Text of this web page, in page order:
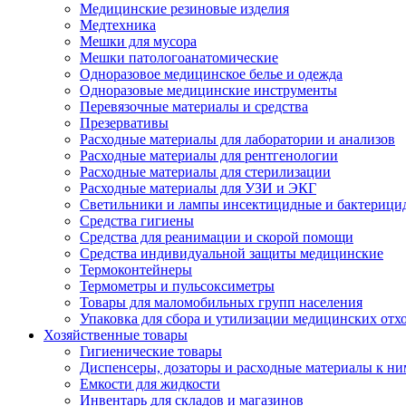
Медицинские резиновые изделия
Медтехника
Мешки для мусора
Мешки патологоанатомические
Одноразовое медицинское белье и одежда
Одноразовые медицинские инструменты
Перевязочные материалы и средства
Презервативы
Расходные материалы для лаборатории и анализов
Расходные материалы для рентгенологии
Расходные материалы для стерилизации
Расходные материалы для УЗИ и ЭКГ
Светильники и лампы инсектицидные и
Средства гигиены
Средства для реанимации и скорой помощи
Средства индивидуальной защиты медицинские
Термоконтейнеры
Термометры и пульсоксиметры
Товары для маломобильных групп населения
Упаковка для сбора и утилизации медицинских
Хозяйственные товары
Гигиенические товары
Диспенсеры, дозаторы и расходные материалы к
Емкости для жидкости
Инвентарь для складов и магазинов